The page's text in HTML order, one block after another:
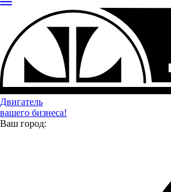
Двигатель
вашего бизнеса!
Ваш город:
согласие на обработку своих персональных данных
Я даю на направление рекламно-информационных
Отправить